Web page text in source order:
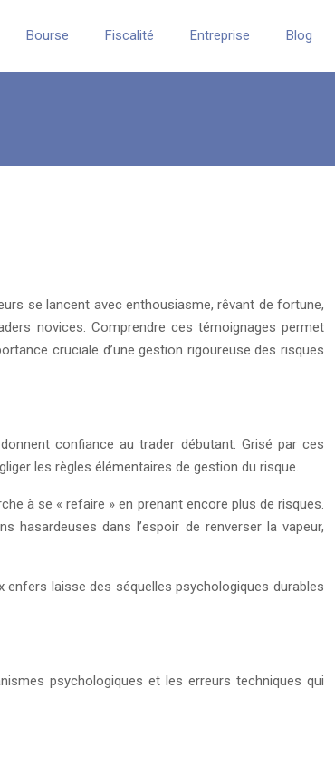
Bourse Fiscalité Entreprise Blog
se lancent avec enthousiasme, rêvant de fortune,
novices. Comprendre ces témoignages permet
cruciale d’une gestion rigoureuse des risques
confiance au trader débutant. Grisé par ces
les règles élémentaires de gestion du risque.
à se « refaire » en prenant encore plus de risques.
hasardeuses dans l’espoir de renverser la vapeur,
laisse des séquelles psychologiques durables
psychologiques et les erreurs techniques qui